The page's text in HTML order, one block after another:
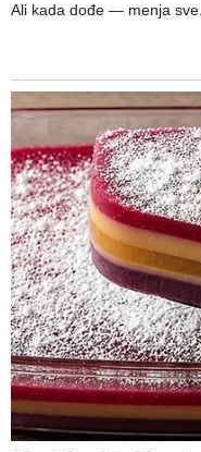
Ali kada dođe — menja sve.